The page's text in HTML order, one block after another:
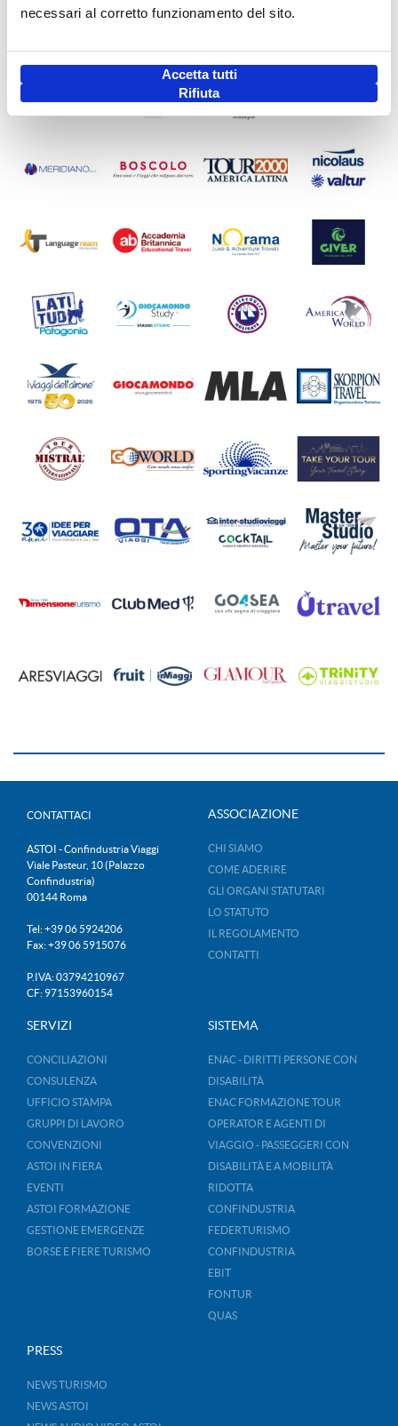
necessari al corretto funzionamento del sito.
Accetta tutti
Rifiuta
CONTATTACI
ASTOI - Confindustria Viaggi
Viale Pasteur, 10 (Palazzo
Confindustria)
00144 Roma
Tel: +39 06 5924206
Fax: +39 06 5915076
P.IVA: 03794210967
CF: 97153960154
ASSOCIAZIONE
CHI SIAMO
COME ADERIRE
GLI ORGANI STATUTARI
LO STATUTO
IL REGOLAMENTO
CONTATTI
SERVIZI
CONCILIAZIONI
CONSULENZA
UFFICIO STAMPA
GRUPPI DI LAVORO
CONVENZIONI
ASTOI IN FIERA
EVENTI
ASTOI FORMAZIONE
GESTIONE EMERGENZE
BORSE E FIERE TURISMO
SISTEMA
ENAC - DIRITTI PERSONE CON
DISABILITÀ
ENAC FORMAZIONE TOUR
OPERATOR E AGENTI DI
VIAGGIO - PASSEGGERI CON
DISABILITÀ E A MOBILITÀ
RIDOTTA
CONFINDUSTRIA
FEDERTURISMO
CONFINDUSTRIA
EBIT
FONTUR
QUAS
PRESS
NEWS TURISMO
NEWS ASTOI